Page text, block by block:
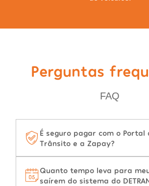
Perguntas
FAQ
É seguro pagar com o Portal
Trânsito e a Zapay?
Quanto tempo leva para
saírem do sistema do